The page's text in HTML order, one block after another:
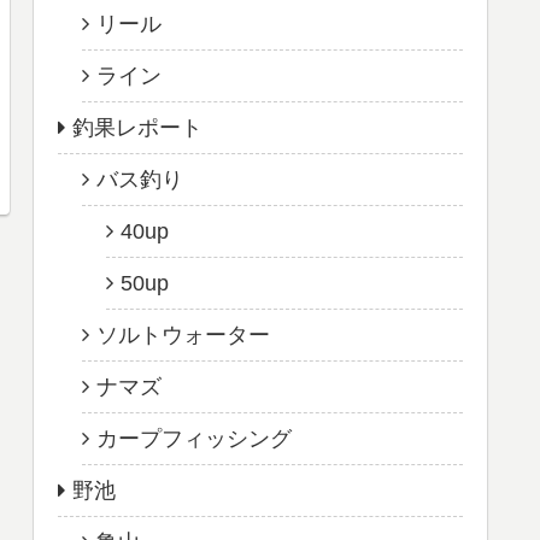
リール
ライン
釣果レポート
バス釣り
40up
50up
ソルトウォーター
ナマズ
カープフィッシング
野池